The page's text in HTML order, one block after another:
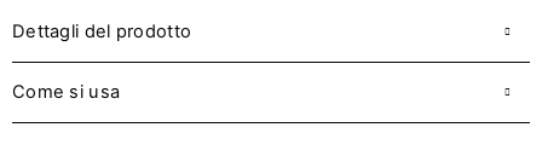
Dettagli del prodotto
Come si usa